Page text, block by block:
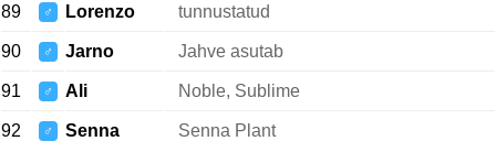
89 ♂ Lorenzo tunnustatud
90 ♂ Jarno Jahve asutab
91 ♂ Ali Noble, Sublime
92 ♂ Senna Senna Plant